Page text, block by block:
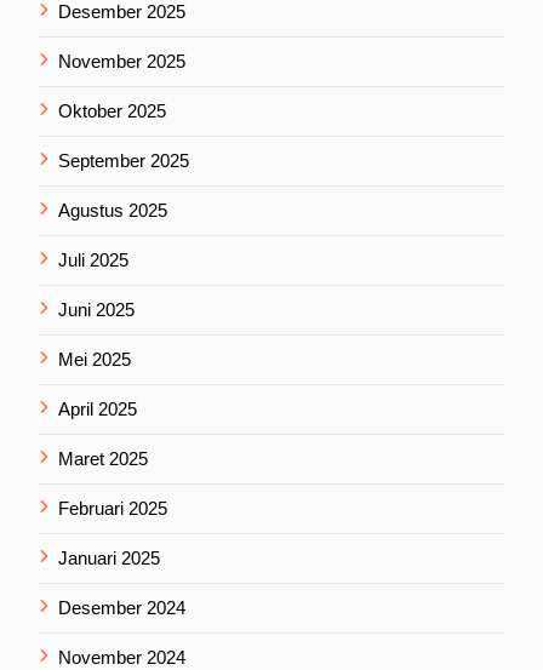
Desember 2025
November 2025
Oktober 2025
September 2025
Agustus 2025
Juli 2025
Juni 2025
Mei 2025
April 2025
Maret 2025
Februari 2025
Januari 2025
Desember 2024
November 2024